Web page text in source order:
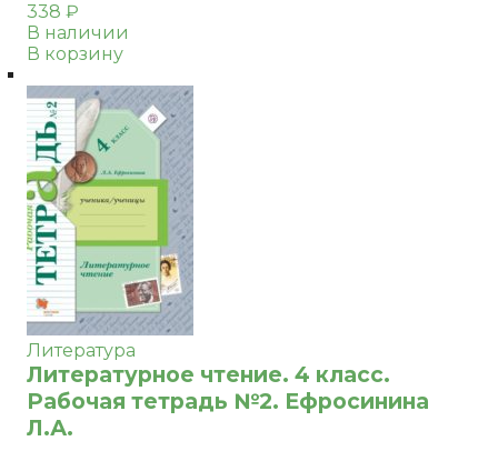
338 ₽
В наличии
В корзину
Литература
Литературное чтение. 4 класс.
Рабочая тетрадь №2. Ефросинина
Л.А.